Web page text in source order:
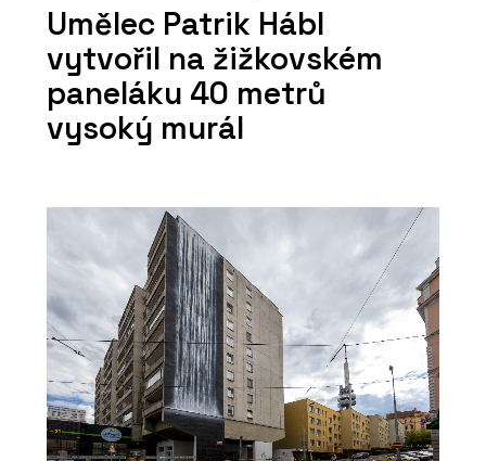
Umělec Patrik Hábl
vytvořil na žižkovském
paneláku 40 metrů
vysoký murál